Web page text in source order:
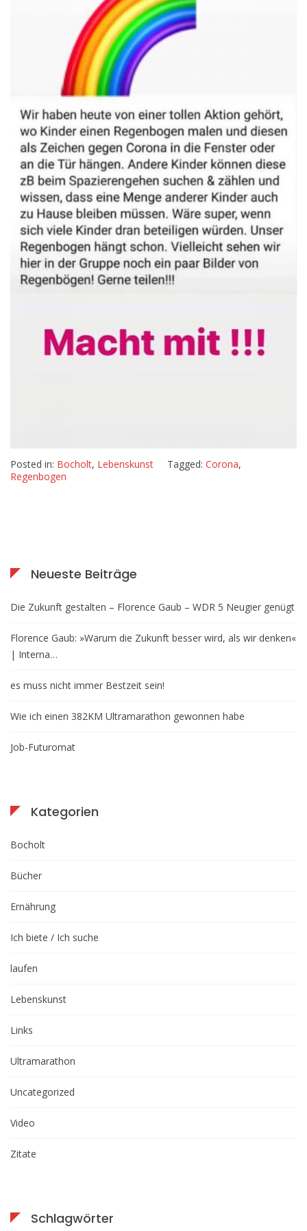
Posted in: Bocholt, Lebenskunst Tagged: Corona,
Regenbogen
Neueste Beiträge
Die Zukunft gestalten – Florence Gaub – WDR 5 Neugier genügt
Florence Gaub: »Warum die Zukunft besser wird, als wir denken«
| Interna…
es muss nicht immer Bestzeit sein!
Wie ich einen 382KM Ultramarathon gewonnen habe
Job-Futuromat
Kategorien
Bocholt
Bücher
Ernährung
Ich biete / Ich suche
laufen
Lebenskunst
Links
Ultramarathon
Uncategorized
Video
Zitate
Schlagwörter